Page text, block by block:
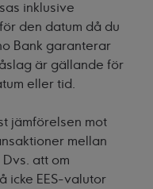
inklusive
den datum då du
Bank garanterar
är gällande för
eller tid.
jämförelsen mot
mellan
att om
icke EES-valutor